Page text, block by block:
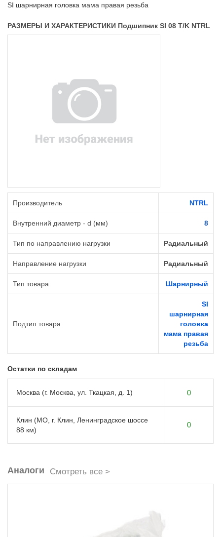
SI шарнирная головка мама правая резьба
РАЗМЕРЫ И ХАРАКТЕРИСТИКИ Подшипник SI 08 T/K NTRL
Производитель NTRL
Внутренний диаметр - d (мм) 8
Тип по направлению нагрузки Радиальный
Направление нагрузки Радиальный
Тип товара Шарнирный
Подтип товара
SI
шарнирная
головка
мама правая
резьба
Остатки по складам
Москва (г. Москва, ул. Ткацкая, д. 1) 0
Клин (МО, г. Клин, Ленинградское шоссе
88 км)
0
Аналоги Смотреть все >